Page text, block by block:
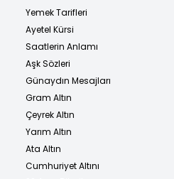
Yemek Tarifleri
Ayetel Kürsi
Saatlerin Anlamı
Aşk Sözleri
Günaydın Mesajları
Gram Altın
Çeyrek Altın
Yarım Altın
Ata Altın
Cumhuriyet Altını